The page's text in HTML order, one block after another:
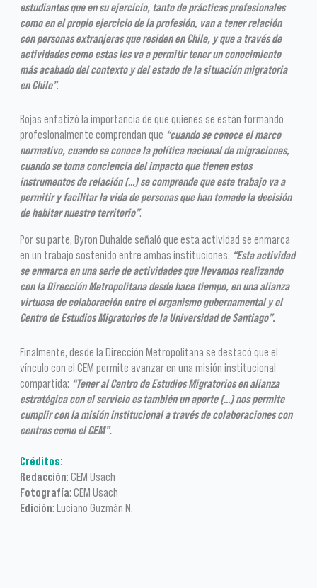
estudiantes que en su ejercicio, tanto de prácticas profesionales
como en el propio ejercicio de la profesión, van a tener relación
con personas extranjeras que residen en Chile, y que a través de
actividades como estas les va a permitir tener un conocimiento
más acabado del contexto y del estado de la situación migratoria
en Chile”.
Rojas enfatizó la importancia de que quienes se están formando
profesionalmente comprendan que “cuando se conoce el marco
normativo, cuando se conoce la política nacional de migraciones,
cuando se toma conciencia del impacto que tienen estos
instrumentos de relación (…) se comprende que este trabajo va a
permitir y facilitar la vida de personas que han tomado la decisión
de habitar nuestro territorio”.
Por su parte, Byron Duhalde señaló que esta actividad se enmarca
en un trabajo sostenido entre ambas instituciones. “Esta actividad
se enmarca en una serie de actividades que llevamos realizando
con la Dirección Metropolitana desde hace tiempo, en una alianza
virtuosa de colaboración entre el organismo gubernamental y el
Centro de Estudios Migratorios de la Universidad de Santiago”.
Finalmente, desde la Dirección Metropolitana se destacó que el
vínculo con el CEM permite avanzar en una misión institucional
compartida: “Tener al Centro de Estudios Migratorios en alianza
estratégica con el servicio es también un aporte (…) nos permite
cumplir con la misión institucional a través de colaboraciones con
centros como el CEM”.
Créditos:
Redacción: CEM Usach
Fotografía: CEM Usach
Edición: Luciano Guzmán N.